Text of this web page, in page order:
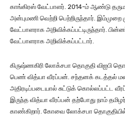
காங்கிரஸ் வேட்பாளர். 2014-ம் ஆண்டு
அன்புமணி வெற்றி பெற்றிருந்தார்.
வேட்பாளராக அறிவிக்கப்பட்டிருந்தார்.
வேட்பாளராக அறிவிக்கப்பட்டார்.
கிருஷ்ணகிரி லோக்சபா தொகுதி விஐபி
பெண் வித்யா வீரப்பன். சந்தனக் கடத்தல்
அதிரடிப்படையால் சுட்டுக் கொல்லப்பட்ட
இருந்த வித்யா வீரப்பன் தற்போது நாம்
காண்கிறார். கோவை லோக்சபா